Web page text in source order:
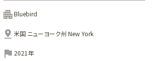
Bluebird
米国 ニューヨーク州 New York
2021年